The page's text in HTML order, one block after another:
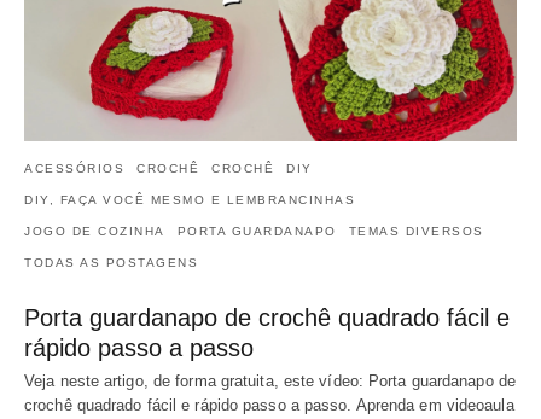
ACESSÓRIOS CROCHÊ CROCHÊ DIY
DIY, FAÇA VOCÊ MESMO E LEMBRANCINHAS
JOGO DE COZINHA PORTA GUARDANAPO TEMAS DIVERSOS
TODAS AS POSTAGENS
Porta guardanapo de crochê quadrado fácil e
rápido passo a passo
Veja neste artigo, de forma gratuita, este vídeo: Porta guardanapo de
crochê quadrado fácil e rápido passo a passo. Aprenda em videoaula